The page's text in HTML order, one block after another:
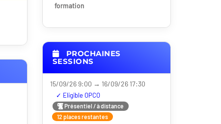
formation
PROCHAINES
SESSIONS
15/09/26 9:00 → 16/09/26 17:30
Présentiel / à distance
12 places restantes